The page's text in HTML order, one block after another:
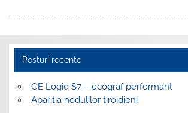
Posturi recente
GE Logiq S7 – ecograf performant
Aparitia nodulilor tiroidieni